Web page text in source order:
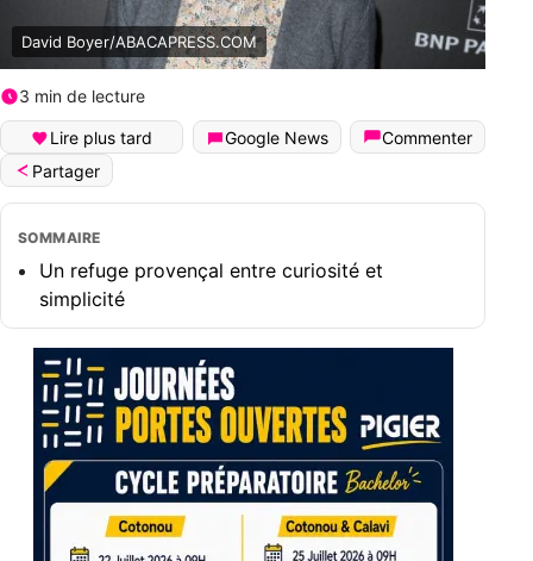
David Boyer/ABACAPRESS.COM
3 min de lecture
Lire plus tard Google News
Commenter
Partager
SOMMAIRE
Un refuge provençal entre curiosité et
simplicité